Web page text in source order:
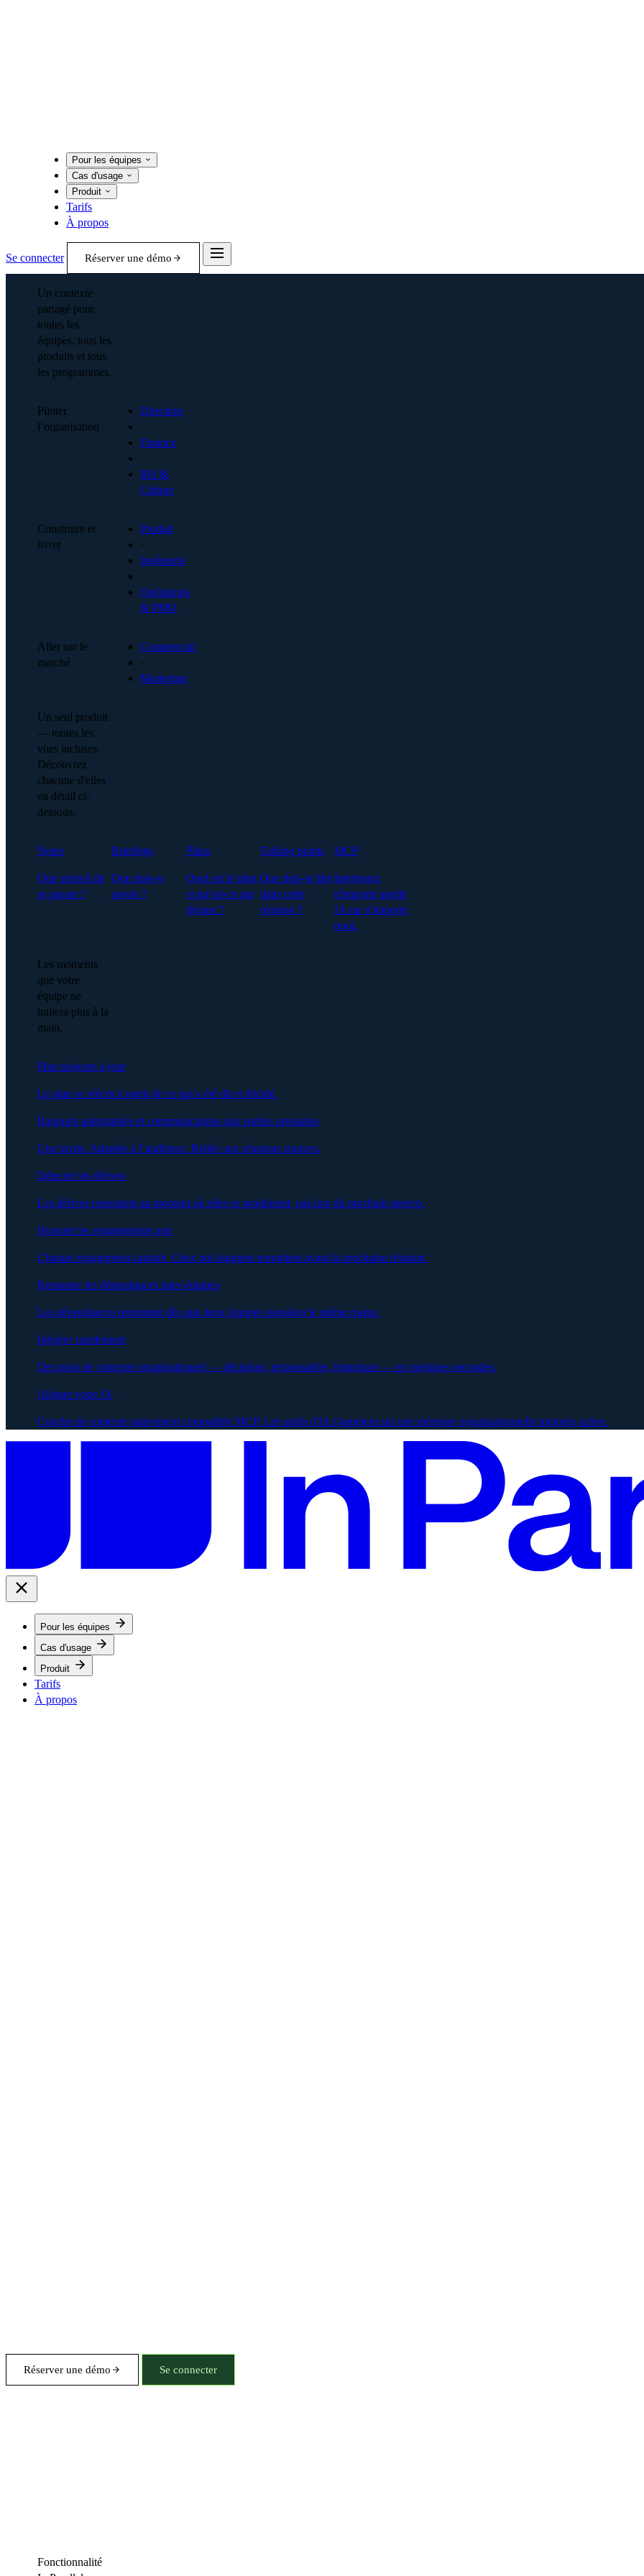
Pour les équipes
Cas d'usage
Produit
Tarifs
À propos
Se connecter Réserver une démo
Un contexte
partagé pour
toutes les
équipes, tous les
produits et tous
les programmes.
Piloter
l’organisation
Direction
·
Finance
·
RH &
Culture
Construire et
livrer
Produit
·
Ingénierie
·
Opérations
& PMO
Aller sur le
marché
Commercial
·
Marketing
Un seul produit
— toutes les
vues incluses.
Découvrez
chacune d'elles
en détail ci-
dessous.
Notes
Que vient-il de
se passer ?
Briefings
Que dois-je
savoir ?
Plans
Quel est le plan,
et qu'est-ce qui
dérape ?
Talking points
Que dois-je dire
dans cette
réunion ?
MCP
Interrogez
n'importe quelle
IA sur n'importe
quoi.
Les moments
que votre
équipe ne
traitera plus à la
main.
Plan toujours à jour
Le plan se réécrit à partir de ce qui a été dit et décidé.
Rapports automatisés et communications aux parties prenantes
Une invite. Adaptée à l’audience. Reliée aux réunions sources.
Détecter les dérives
Les dérives remontent au moment où elles se produisent, pas lors du prochain steerco.
Honorer les engagements pris
Chaque engagement capturé. Ceux qui stagnent remontent avant la prochaine réunion.
Remonter les dépendances inter-équipes
Les dépendances remontent dès que deux équipes signalent le même risque.
Intégrer rapidement
Des mois de contexte organisationnel — décisions, responsables, historique — en quelques secondes.
Aligner votre IA
Couche de contexte nativement compatible MCP. Les outils d'IA s'appuient sur une mémoire organisationnelle toujours active.
Pour les équipes
Cas d'usage
Produit
Tarifs
À propos
Réserver une démo Se connecter
Fonctionnalité